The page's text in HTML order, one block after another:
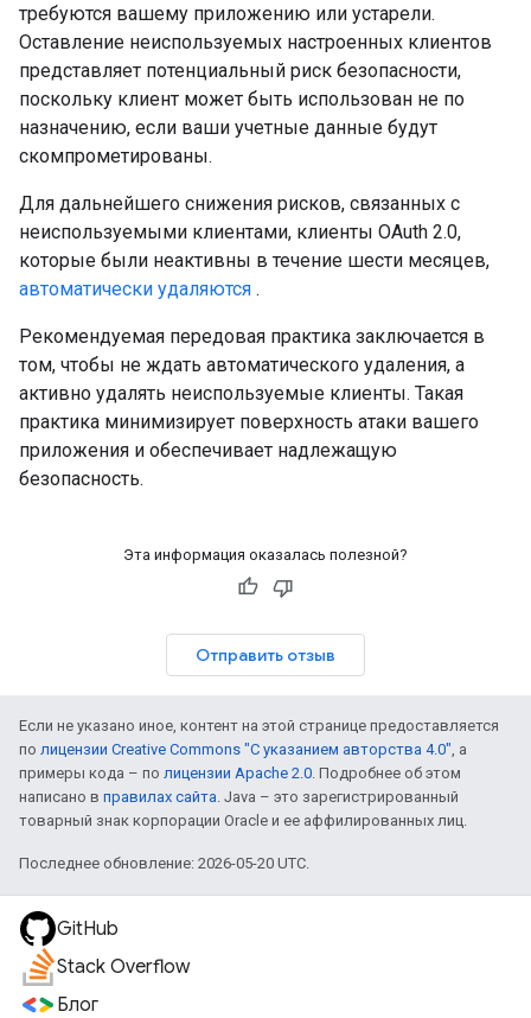
требуются вашему приложению или устарели.
Оставление неиспользуемых настроенных клиентов
представляет потенциальный риск безопасности,
поскольку клиент может быть использован не по
назначению, если ваши учетные данные будут
скомпрометированы.
Для дальнейшего снижения рисков, связанных с
неиспользуемыми клиентами, клиенты OAuth 2.0,
которые были неактивны в течение шести месяцев,
автоматически удаляются .
Рекомендуемая передовая практика заключается в
том, чтобы не ждать автоматического удаления, а
активно удалять неиспользуемые клиенты. Такая
практика минимизирует поверхность атаки вашего
приложения и обеспечивает надлежащую
безопасность.
Эта информация оказалась полезной?
Отправить отзыв
Если не указано иное, контент на этой странице предоставляется
по лицензии Creative Commons "С указанием авторства 4.0", а
примеры кода – по лицензии Apache 2.0. Подробнее об этом
написано в правилах сайта. Java – это зарегистрированный
товарный знак корпорации Oracle и ее аффилированных лиц.
Последнее обновление: 2026-05-20 UTC.
GitHub
Stack Overflow
Блог